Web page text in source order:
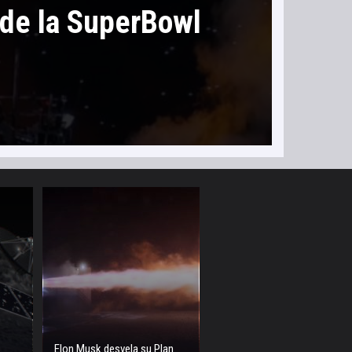
la SuperBowl
Elon Musk desvela su Plan